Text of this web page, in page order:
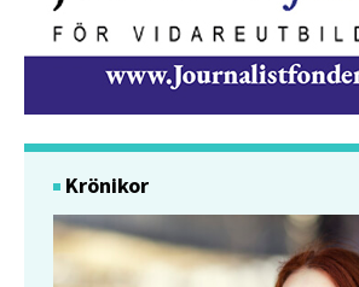
Krönikor